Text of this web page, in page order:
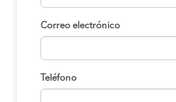
Correo electrónico
Teléfono